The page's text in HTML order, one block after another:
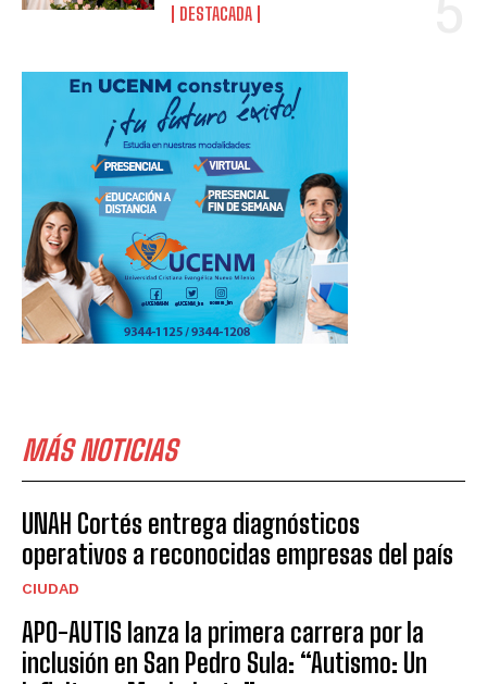
DESTACADA
MÁS NOTICIAS
UNAH Cortés entrega diagnósticos
operativos a reconocidas empresas del país
CIUDAD
APO-AUTIS lanza la primera carrera por la
inclusión en San Pedro Sula: “Autismo: Un